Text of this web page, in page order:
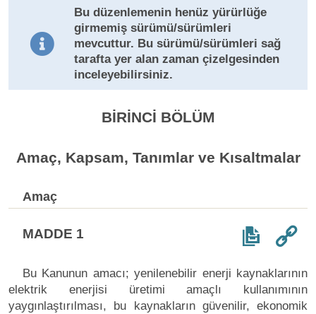
Bu düzenlemenin henüz yürürlüğe
girmemiş sürümü/sürümleri
mevcuttur. Bu sürümü/sürümleri sağ
tarafta yer alan zaman çizelgesinden
inceleyebilirsiniz.
BİRİNCİ BÖLÜM
Amaç, Kapsam, Tanımlar ve Kısaltmalar
Amaç
MADDE 1
Bu Kanunun amacı; yenilenebilir enerji kaynaklarının
elektrik enerjisi üretimi amaçlı kullanımının
yaygınlaştırılması, bu kaynakların güvenilir, ekonomik